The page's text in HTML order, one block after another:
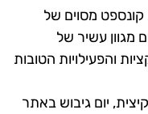
קונספט מסוים של
מגוון עשיר של
והפעילויות הטובות
יום גיבוש באתר